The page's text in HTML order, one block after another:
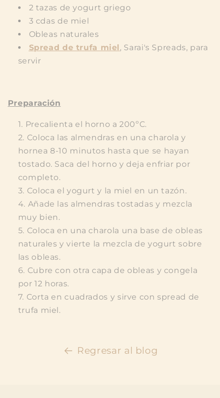
2 tazas de yogurt griego
3 cdas de miel
Obleas naturales
Spread de trufa miel , Sarai's Spreads, para
servir
Preparación
Precalienta el horno a 200ºC.
Coloca las almendras en una charola y
hornea 8-10 minutos hasta que se hayan
tostado. Saca del horno y deja enfriar por
completo.
Coloca el yogurt y la miel en un tazón.
Añade las almendras tostadas y mezcla
muy bien.
Coloca en una charola una base de obleas
naturales y vierte la mezcla de yogurt sobre
las obleas.
Cubre con otra capa de obleas y congela
por 12 horas.
Corta en cuadrados y sirve con spread de
trufa miel.
Regresar al blog